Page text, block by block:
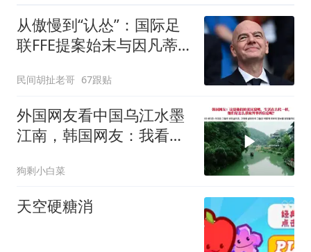
从傲慢到“认怂”：国际足
联FFE提案始末与因凡蒂
民间胡扯老哥 67跟贴
外国网友看中国乌江水墨
江南，韩国网友：我看见
狗剩小白菜
天空硬糖消